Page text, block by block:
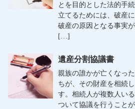
とを目的とした法的手
立てるためには、破産
破産の原因となる事実
[…]
遺産分割協議書
親族の誰かが亡くなっ
ちが、その財産を相続
す。相続人が複数人い
ついて協議を行うこと